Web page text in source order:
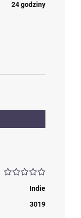
24 godziny
Indie
3019